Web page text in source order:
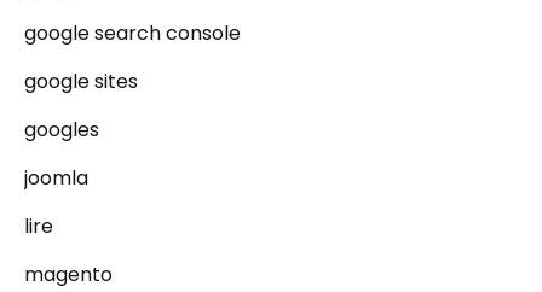
google search console
google sites
googles
joomla
lire
magento